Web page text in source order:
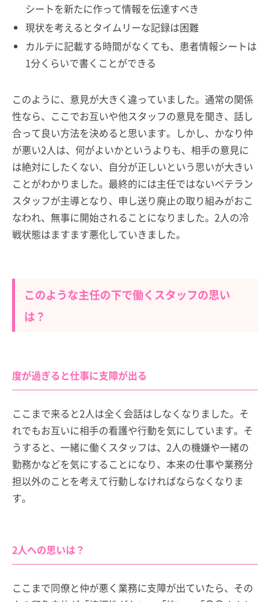
シートを新たに作って情報を伝達すべき
現状を考えるとタイムリーな記録は困難
カルテに記載する時間がなくても、患者情報シートは
1分くらいで書くことができる
このように、意見が大きく違っていました。通常の関係
性なら、ここでお互いや他スタッフの意見を聞き、話し
合って良い方法を決めると思います。しかし、かなり仲
が悪い2人は、何がよいかというよりも、相手の意見に
は絶対にしたくない、自分が正しいという思いが大きい
ことがわかりました。最終的には主任ではないベテラン
スタッフが主導となり、申し送り廃止の取り組みがおこ
なわれ、無事に開始されることになりました。2人の冷
戦状態はますます悪化していきました。
このような主任の下で働くスタッフの思い
は？
度が過ぎると仕事に支障が出る
ここまで来ると2人は全く会話はしなくなりました。そ
れでもお互いに相手の看護や行動を気にしています。そ
うすると、一緒に働くスタッフは、2人の機嫌や一緒の
勤務かなどを気にすることになり、本来の仕事や業務分
担以外のことを考えて行動しなければならなくなりま
す。
2人への思いは？
ここまで同僚と仲が悪く業務に支障が出ていたら、その